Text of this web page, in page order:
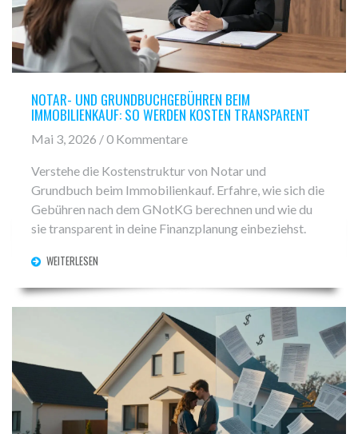
NOTAR- UND GRUNDBUCHGEBÜHREN BEIM
IMMOBILIENKAUF: SO WERDEN KOSTEN TRANSPARENT
Mai 3, 2026 / 0 Kommentare
Verstehe die Kostenstruktur von Notar und
Grundbuch beim Immobilienkauf. Erfahre, wie sich die
Gebühren nach dem GNotKG berechnen und wie du
sie transparent in deine Finanzplanung einbeziehst.
WEITERLESEN